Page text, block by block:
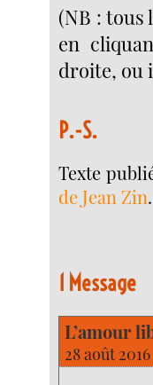
(NB : tous
en
droite, ou
P.-S.
Texte
de Jean Zin.
1 Message
L’amour
28 août